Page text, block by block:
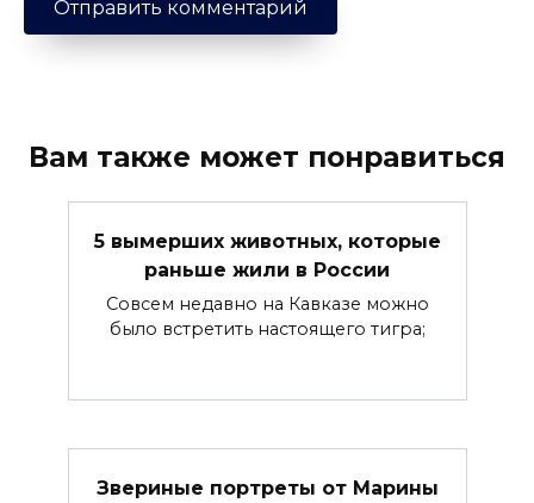
Вам также может понравиться
5 вымерших животных, которые
раньше жили в России
Совсем недавно на Кавказе можно
было встретить настоящего тигра;
Звериные портреты от Марины